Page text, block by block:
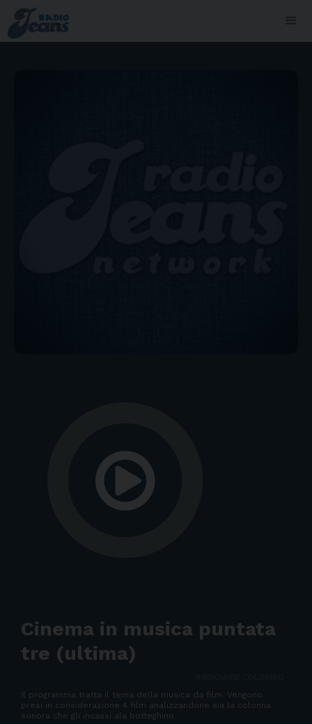
Cinema in musica puntata
tre (ultima)
Il programma tratta il tema della musica da film. Vengono
presi in considerazione 4 film analizzandone sia la colonna
sonora che gli incassi ala botteghino